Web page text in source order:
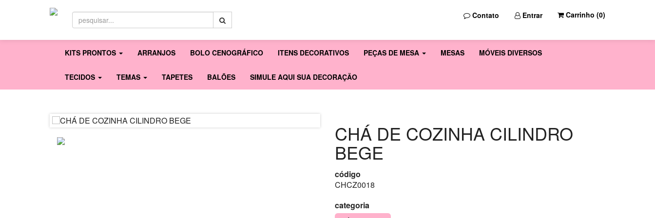
Contato Entrar Carrinho (0)
KITS PRONTOS ARRANJOS BOLO CENOGRÁFICO ITENS DECORATIVOS PEÇAS DE MESA MESAS MÓVEIS DIVERSOS
TECIDOS TEMAS TAPETES BALÕES SIMULE AQUI SUA DECORAÇÃO
CHÁ DE COZINHA CILINDRO
BEGE
código
CHCZ0018
categoria